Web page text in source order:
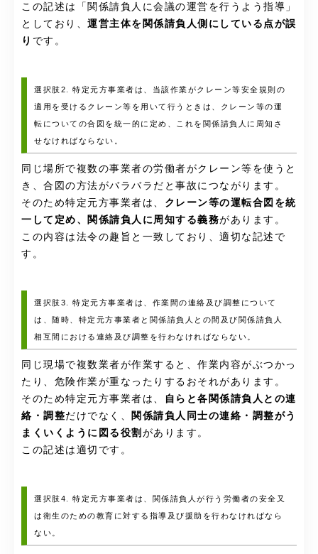
この記述は「関係請負人に会議の運営を行うよう指導」
としており、 運営主体を関係請負人側にしている点が誤
り です。
選択肢2. 特定元方事業者は、当該作業がクレーン等安全規則の
適用を受けるクレーン等を用いて行うときは、クレーン等の運
転についての合図を統一的に定め、これを関係請負人に周知さ
せなければならない。
同じ場所で複数の事業者の労働者がクレーン等を使うと
き、合図の方法がバラバラだと事故につながります。
そのため特定元方事業者は、 クレーン等の運転合図を統
一して定め、関係請負人に周知する義務があります。
この内容は法令の趣旨と一致しており、適切な記述で
す。
選択肢3. 特定元方事業者は、作業間の連絡及び調整について
は、随時、特定元方事業者と関係請負人との間及び関係請負人
相互間における連絡及び調整を行わなければならない。
同じ現場で複数業者が作業すると、作業内容がぶつかっ
たり、危険作業が重なったりするおそれがあります。
そのため特定元方事業者は、
自らと各関係請負人との連
絡・調整だけでなく、
関係請負人同士の連絡・調整がう
まくいくように図る役割 があります。
この記述は適切です。
選択肢4. 特定元方事業者は、関係請負人が行う労働者の安全又
は衛生のための教育に対する指導及び援助を行わなければなら
ない。